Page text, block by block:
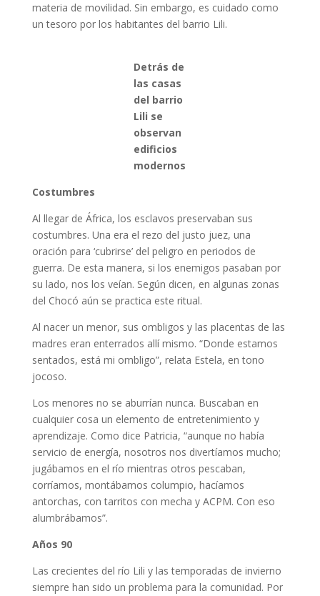
materia de movilidad. Sin embargo, es cuidado como
un tesoro por los habitantes del barrio Lili.
Detrás de
las casas
del barrio
Lili se
observan
edificios
modernos
Costumbres
Al llegar de África, los esclavos preservaban sus
costumbres. Una era el rezo del justo juez, una
oración para ‘cubrirse’ del peligro en periodos de
guerra. De esta manera, si los enemigos pasaban por
su lado, nos los veían. Según dicen, en algunas zonas
del Chocó aún se practica este ritual.
Al nacer un menor, sus ombligos y las placentas de las
madres eran enterrados allí mismo. “Donde estamos
sentados, está mi ombligo”, relata Estela, en tono
jocoso.
Los menores no se aburrían nunca. Buscaban en
cualquier cosa un elemento de entretenimiento y
aprendizaje. Como dice Patricia, “aunque no había
servicio de energía, nosotros nos divertíamos mucho;
jugábamos en el río mientras otros pescaban,
corríamos, montábamos columpio, hacíamos
antorchas, con tarritos con mecha y ACPM. Con eso
alumbrábamos”.
Años 90
Las crecientes del río Lili y las temporadas de invierno
siempre han sido un problema para la comunidad. Por